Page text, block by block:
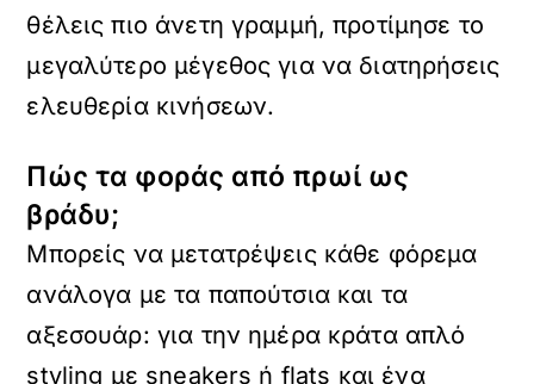
θέλεις πιο άνετη γραμμή, προτίμησε το
μεγαλύτερο μέγεθος για να διατηρήσεις
ελευθερία κινήσεων.
Πώς τα φοράς από πρωί ως
βράδυ;
Μπορείς να μετατρέψεις κάθε φόρεμα
ανάλογα με τα παπούτσια και τα
αξεσουάρ: για την ημέρα κράτα απλό
styling με sneakers ή flats και ένα